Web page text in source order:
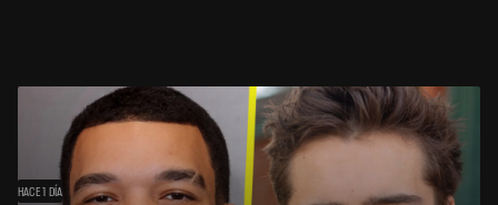
HACE 1 DÍA